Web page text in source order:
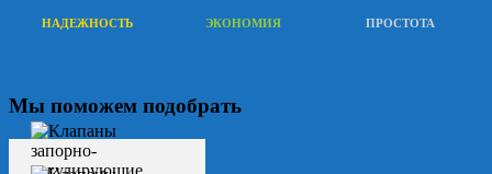
НАДЕЖНОСТЬ ЭКОНОМИЯ ПРОСТОТА
Мы поможем подобрать